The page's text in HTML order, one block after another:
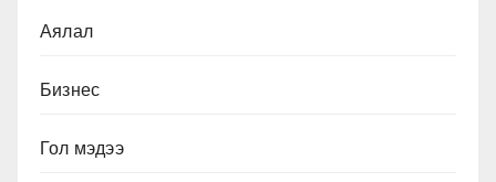
Аялал
Бизнес
Гол мэдээ